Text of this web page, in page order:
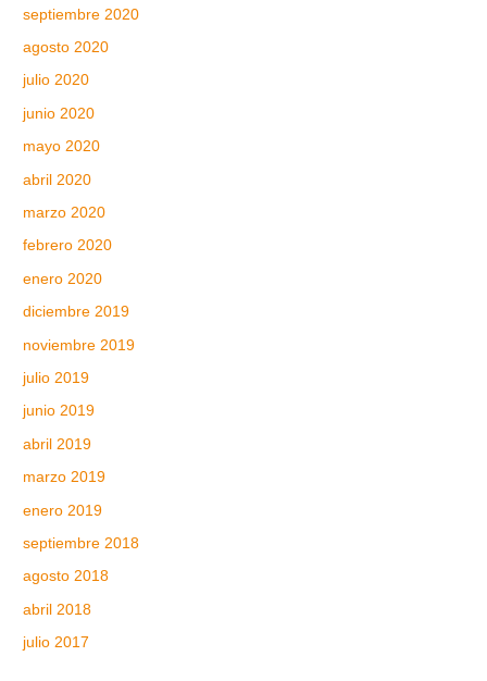
septiembre 2020
agosto 2020
julio 2020
junio 2020
mayo 2020
abril 2020
marzo 2020
febrero 2020
enero 2020
diciembre 2019
noviembre 2019
julio 2019
junio 2019
abril 2019
marzo 2019
enero 2019
septiembre 2018
agosto 2018
abril 2018
julio 2017